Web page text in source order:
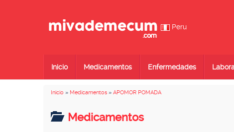
Peru
Inicio Medicamentos Enfermedades
Inicio » Medicamentos » APOMOR POMADA
Medicamentos